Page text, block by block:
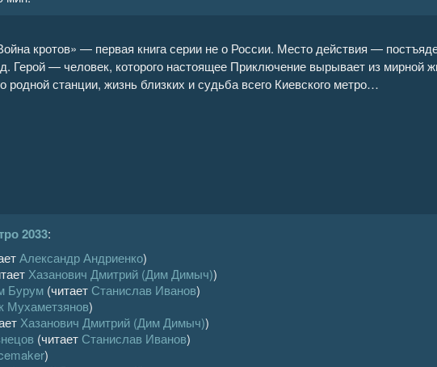
кротов» — первая книга серии не о России. Место действия —
Герой — человек, которого настоящее Приключение вырывает из мирной
родной станции, жизнь близких и судьба всего Киевского метро…
2033:
Александр Андриенко)
Хазанович Дмитрий (Дим Димыч))
Бурум (читает Станислав Иванов)
Мухаметзянов)
Хазанович Дмитрий (Дим Димыч))
(читает Станислав Иванов)
)